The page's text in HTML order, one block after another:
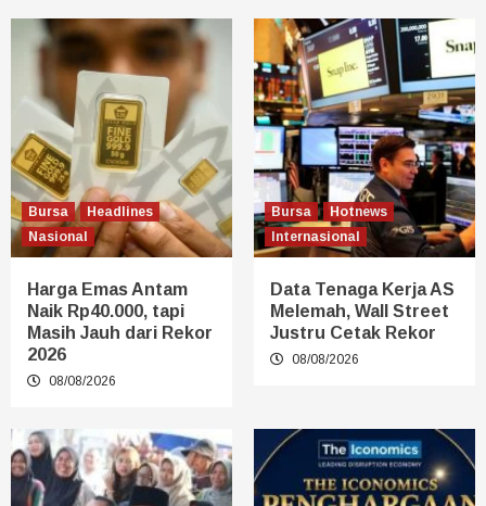
Bursa
Headlines
Nasional
Harga Emas Antam
Naik Rp40.000, tapi
Masih Jauh dari Rekor
2026
08/08/2026
Bursa
Hotnews
Internasional
Data Tenaga Kerja AS
Melemah, Wall Street
Justru Cetak Rekor
08/08/2026